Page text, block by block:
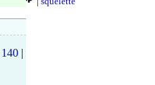
140 |